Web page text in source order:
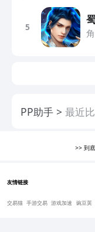
5
PP助手 最近
>> 到
友情链接
交易猫 手游交易 游戏加速 豌豆荚